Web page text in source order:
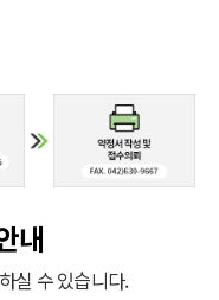
내
실 수 있습니다.